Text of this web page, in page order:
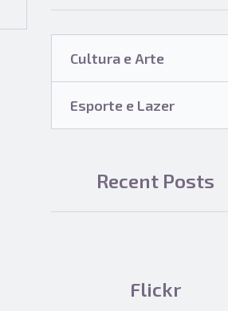
Cultura e Arte
Esporte e Lazer
Recent Posts
Flickr